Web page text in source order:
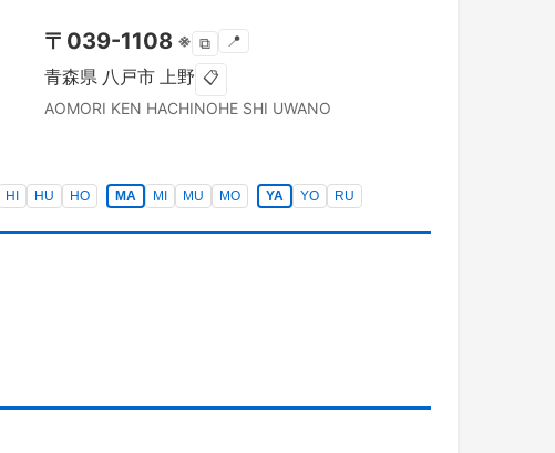
〒 039-1108 ※ ⧉ 📍
青森県 八戸市 上野 📋
AOMORI KEN HACHINOHE SHI UWANO
HI HU HO MA MI MU MO YA YO RU